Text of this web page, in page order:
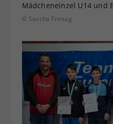
Mädcheneinzel U14 und
© Sascha Freitag